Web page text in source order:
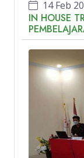
14 Feb
IN HOUSE